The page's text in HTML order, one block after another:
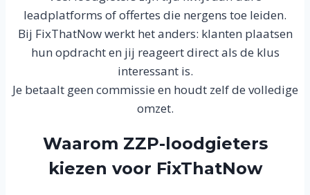
leadplatforms of offertes die nergens toe leiden.
Bij FixThatNow werkt het anders: klanten plaatsen
hun opdracht en jij reageert direct als de klus
interessant is.
Je betaalt geen commissie en houdt zelf de volledige
omzet.
Waarom ZZP-loodgieters
kiezen voor FixThatNow